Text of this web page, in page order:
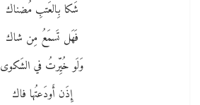
شَكا بِالعَتبِ مُضناك
فَهَل تَسمَعُ مِن شاك
وَلَو خُيِّرتُ في الشَكوى
إِذَن أَودَعتُها فاك